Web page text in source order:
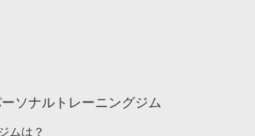
ソナルトレーニングジム
ムは？